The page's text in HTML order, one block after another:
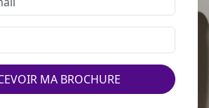
MA BROCHURE